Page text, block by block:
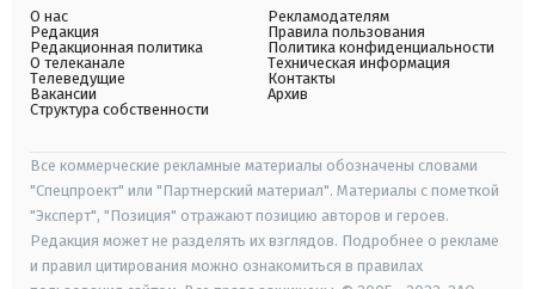
О нас
Редакция
Редакционная политика
О телеканале
Телеведущие
Вакансии
Структура собственности
Рекламодателям
Правила пользования
Политика конфиденциальности
Техническая информация
Контакты
Архив
Все коммерческие рекламные материалы обозначены словами
"Спецпроект" или "Партнерский материал". Материалы с пометкой
"Эксперт", "Позиция" отражают позицию авторов и героев.
Редакция может не разделять их взглядов. Подробнее о рекламе
и правил цитирования можно ознакомиться в правилах